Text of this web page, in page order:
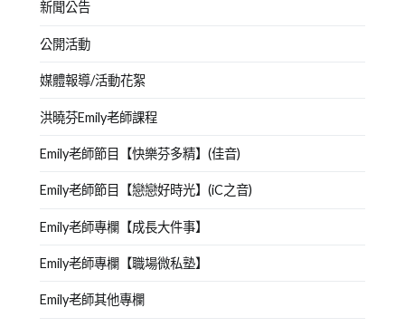
新聞公告
公開活動
媒體報導/活動花絮
洪曉芬Emily老師課程
Emily老師節目【快樂芬多精】(佳音)
Emily老師節目【戀戀好時光】(iC之音)
Emily老師專欄【成長大件事】
Emily老師專欄【職場微私塾】
Emily老師其他專欄